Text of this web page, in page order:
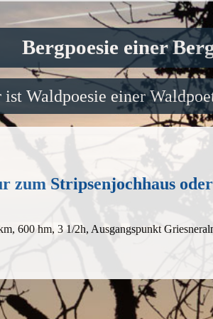
Bergpoesie einer
ist Waldpoesie einer
zum Stripsenjochhaus
600 hm, 3 1/2h, Ausgangspunkt